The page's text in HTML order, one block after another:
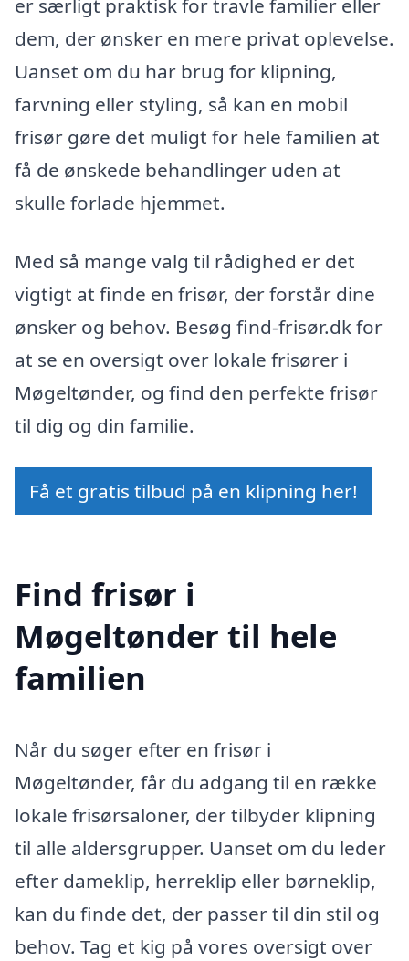
er særligt praktisk for travle familier eller
dem, der ønsker en mere privat oplevelse.
Uanset om du har brug for klipning,
farvning eller styling, så kan en mobil
frisør gøre det muligt for hele familien at
få de ønskede behandlinger uden at
skulle forlade hjemmet.
Med så mange valg til rådighed er det
vigtigt at finde en frisør, der forstår dine
ønsker og behov. Besøg find-frisør.dk for
at se en oversigt over lokale frisører i
Møgeltønder, og find den perfekte frisør
til dig og din familie.
Få et gratis tilbud på en klipning her!
Find frisør i
Møgeltønder til hele
familien
Når du søger efter en frisør i
Møgeltønder, får du adgang til en række
lokale frisørsaloner, der tilbyder klipning
til alle aldersgrupper. Uanset om du leder
efter dameklip, herreklip eller børneklip,
kan du finde det, der passer til din stil og
behov. Tag et kig på vores oversigt over